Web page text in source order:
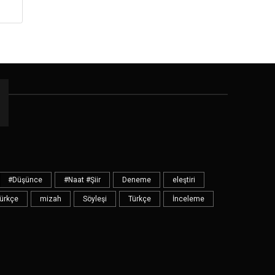
#Düşünce #Naat #Şiir Deneme eleştiri
mizah Söyleşi Türkçe İnceleme